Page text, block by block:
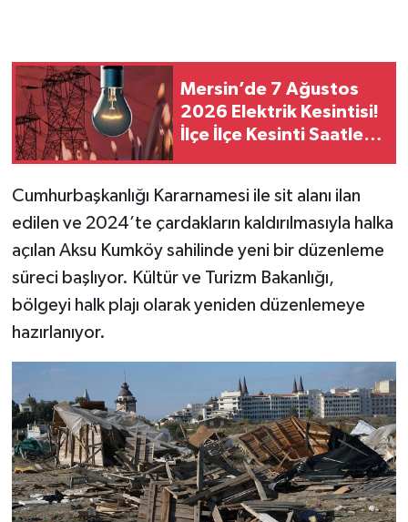
Mersin’de 7 Ağustos
2026 Elektrik Kesintisi!
İlçe İlçe Kesinti Saatleri
Cumhurbaşkanlığı Kararnamesi ile sit alanı ilan
edilen ve 2024’te çardakların kaldırılmasıyla halka
açılan Aksu Kumköy sahilinde yeni bir düzenleme
süreci başlıyor. Kültür ve Turizm Bakanlığı,
bölgeyi halk plajı olarak yeniden düzenlemeye
hazırlanıyor.